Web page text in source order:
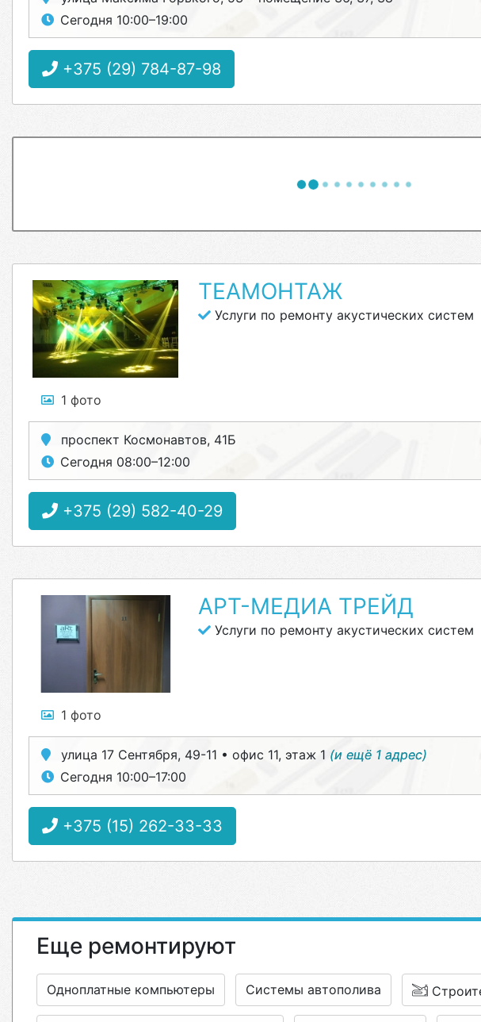
Сегодня 10:00–19:00
+375 (29) 784-87-98
1 фото
ТЕАМОНТАЖ
Услуги по ремонту акустических систем
проспект Космонавтов, 41Б
Сегодня 08:00–12:00
+375 (29) 582-40-29
1 фото
АРТ-МЕДИА ТРЕЙД
Услуги по ремонту акустических систем
улица 17 Сентября, 49-11 • офис 11, этаж 1 (и ещё 1 адрес)
Сегодня 10:00–17:00
+375 (15) 262-33-33
Еще ремонтируют
Одноплатные компьютеры Системы автополива